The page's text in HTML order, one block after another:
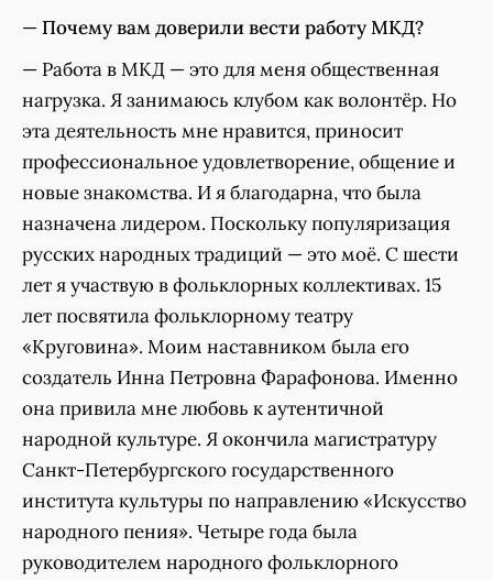
— Почему вам доверили вести работу МКД?
— Работа в МКД — это для меня общественная
нагрузка. Я занимаюсь клубом как волонтёр. Но
эта деятельность мне нравится, приносит
профессиональное удовлетворение, общение и
новые знакомства. И я благодарна, что была
назначена лидером. Поскольку популяризация
русских народных традиций — это моё. С шести
лет я участвую в фольклорных коллективах. 15
лет посвятила фольклорному театру
«Круговина». Моим наставником была его
создатель Инна Петровна Фарафонова. Именно
она привила мне любовь к аутентичной
народной культуре. Я окончила магистратуру
Санкт-Петербургского государственного
института культуры по направлению «Искусство
народного пения». Четыре года была
руководителем народного фольклорного